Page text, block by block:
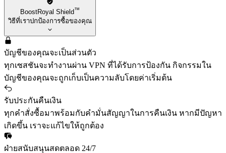
BoostRoyal Shield™
วิธีที่เราปกป้องการซื้อของคุณ
บัญชีของคุณจะเป็นส่วนตัว
ทุกเซสชันจะทำงานผ่าน VPN ที่ได้รับการป้องกัน กิจกรรมใน
บัญชีของคุณจะถูกเก็บเป็นความลับโดยค่าเริ่มต้น
รับประกันคืนเงิน
ทุกคำสั่งซื้อมาพร้อมกับคำมั่นสัญญาในการคืนเงิน หากมีปัญหา
เกิดขึ้น เราจะแก้ไขให้ถูกต้อง
ฝ่ายสนับสนุนสดตลอด 24/7